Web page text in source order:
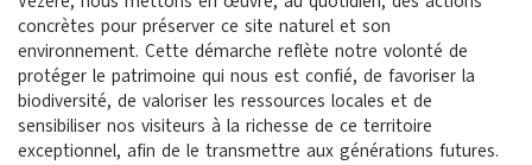
concrètes pour préserver ce site naturel et son
environnement. Cette démarche reflète notre volonté de
protéger le patrimoine qui nous est confié, de favoriser la
biodiversité, de valoriser les ressources locales et de
sensibiliser nos visiteurs à la richesse de ce territoire
exceptionnel, afin de le transmettre aux générations futures.